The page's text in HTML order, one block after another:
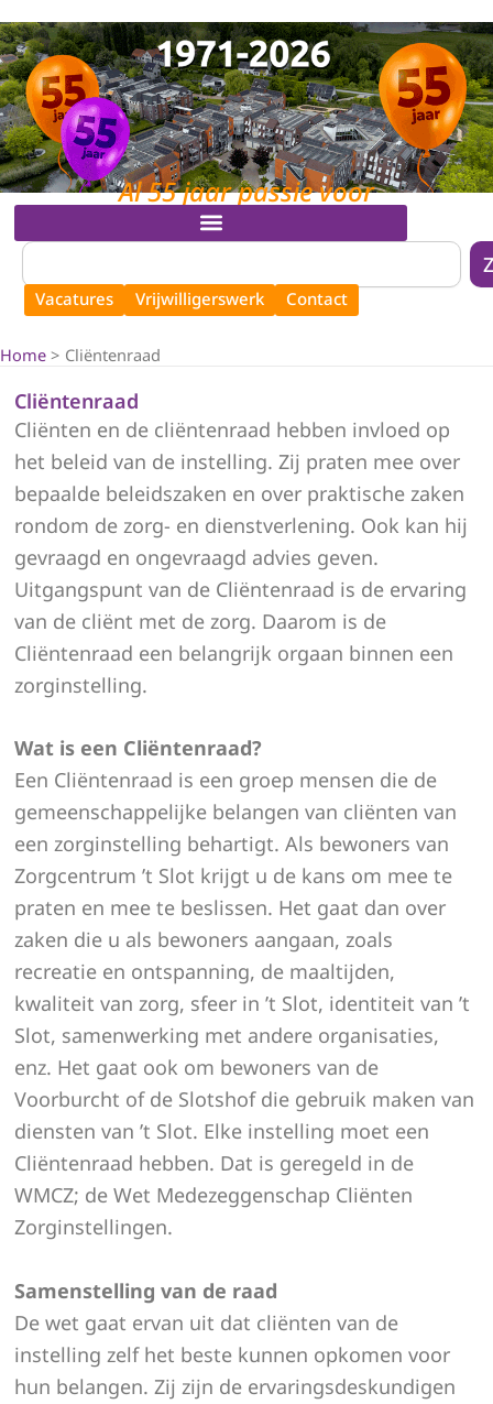
naar
de
inhoud
Al 55 jaar passie voor
mensen en zorg!
MENU
Zoeken
Vacatures Vrijwilligerswerk Contact
Home Cliëntenraad
Cliëntenraad
Cliënten en de cliëntenraad hebben invloed op
het beleid van de instelling. Zij praten mee over
bepaalde beleidszaken en over praktische zaken
rondom de zorg- en dienstverlening. Ook kan hij
gevraagd en ongevraagd advies geven.
Uitgangspunt van de Cliëntenraad is de ervaring
van de cliënt met de zorg. Daarom is de
Cliëntenraad een belangrijk orgaan binnen een
zorginstelling.
Wat is een Cliëntenraad?
Een Cliëntenraad is een groep mensen die de
gemeenschappelijke belangen van cliënten van
een zorginstelling behartigt. Als bewoners van
Zorgcentrum ’t Slot krijgt u de kans om mee te
praten en mee te beslissen. Het gaat dan over
zaken die u als bewoners aangaan, zoals
recreatie en ontspanning, de maaltijden,
kwaliteit van zorg, sfeer in ’t Slot, identiteit van ’t
Slot, samenwerking met andere organisaties,
enz. Het gaat ook om bewoners van de
Voorburcht of de Slotshof die gebruik maken van
diensten van ’t Slot. Elke instelling moet een
Cliëntenraad hebben. Dat is geregeld in de
WMCZ; de Wet Medezeggenschap Cliënten
Zorginstellingen.
Samenstelling van de raad
De wet gaat ervan uit dat cliënten van de
instelling zelf het beste kunnen opkomen voor
hun belangen. Zij zijn de ervaringsdeskundigen